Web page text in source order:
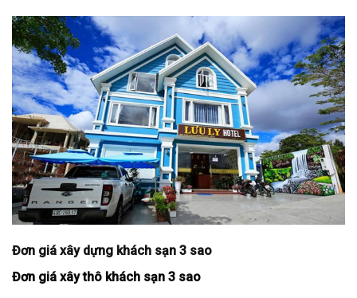
Đơn giá xây dựng khách sạn 3 sao
Đơn giá xây thô khách sạn 3 sao